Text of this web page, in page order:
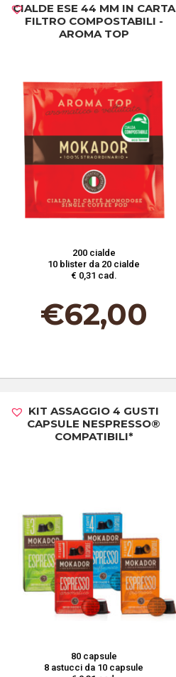
CIALDE ESE 44 MM IN CARTA
FILTRO COMPOSTABILI -
AROMA TOP
200 cialde
10 blister da 20 cialde
€ 0,31 cad.
€62,00
KIT ASSAGGIO 4 GUSTI
CAPSULE NESPRESSO®
COMPATIBILI*
80 capsule
8 astucci da 10 capsule